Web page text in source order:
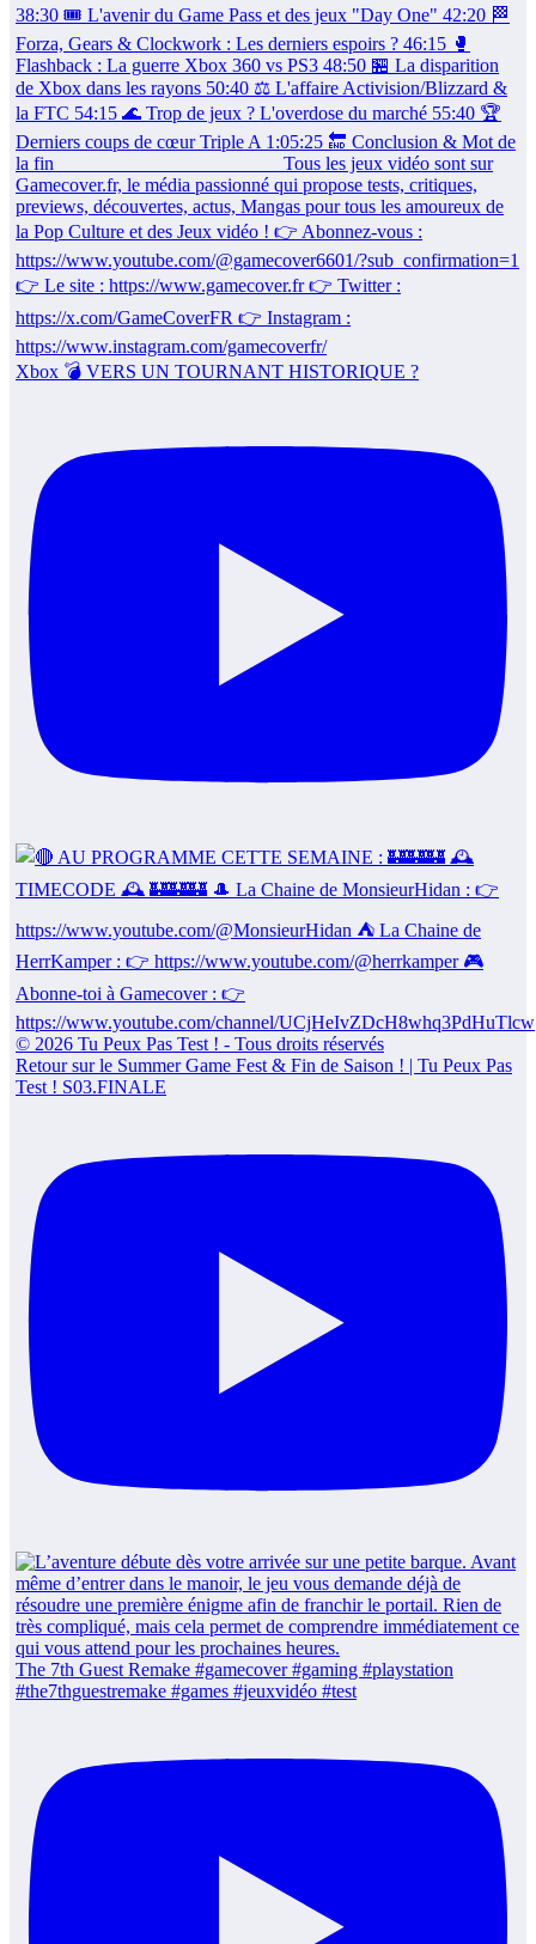
Xbox 💣 VERS UN TOURNANT HISTORIQUE ?
Retour sur le Summer Game Fest & Fin de Saison ! | Tu Peux Pas
Test ! S03.FINALE
The 7th Guest Remake #gamecover #gaming #playstation
#the7thguestremake #games #jeuxvidéo #test